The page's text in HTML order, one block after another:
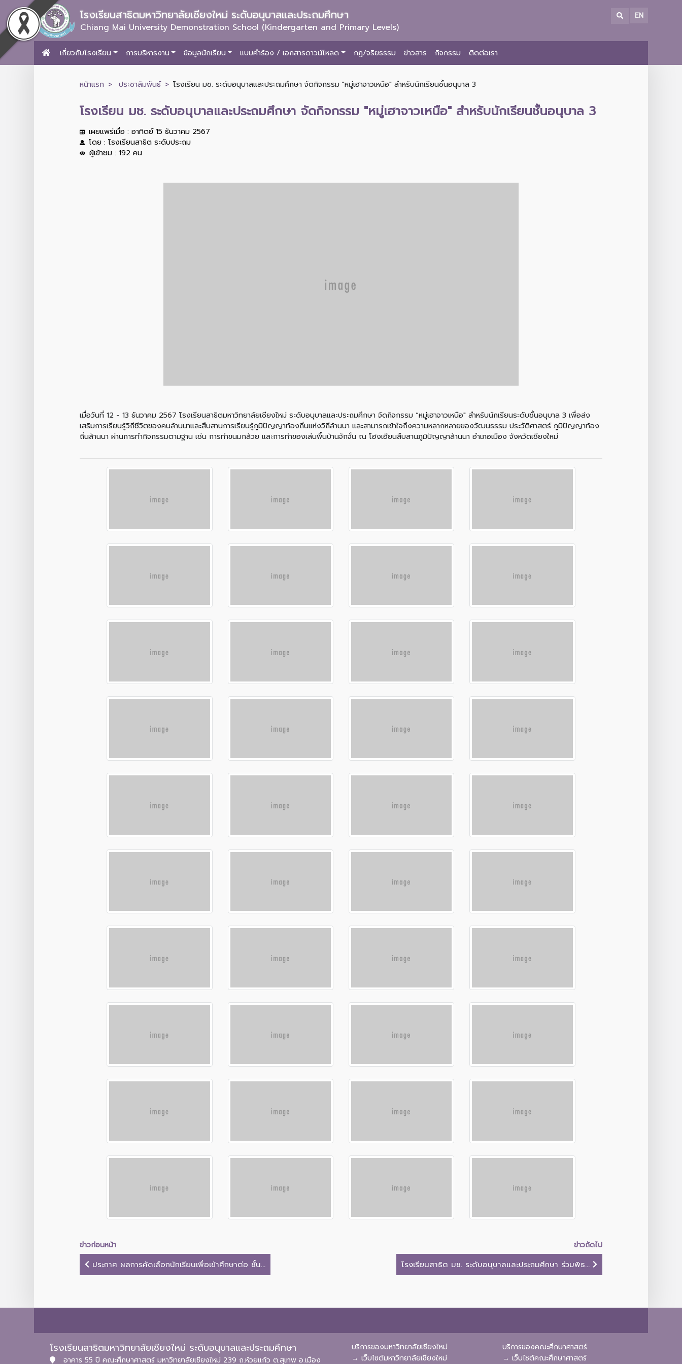
โรงเรียนสาธิตมหาวิทยาลัยเชียงใหม่ ระดับอนุบาลและประถมศึกษา
Chiang Mai University Demonstration School (Kindergarten and Primary Levels)
EN
เกี่ยวกับโรงเรียน การบริหารงาน ข้อมูลนักเรียน แบบคำร้อง / เอกสารดาวน์โหลด กฎ/จริยธรรม ข่าวสาร กิจกรรม ติดต่อเรา
หน้าแรก ประชาสัมพันธ์ โรงเรียน มช. ระดับอนุบาลและประถมศึกษา จัดกิจกรรม "หมู่เฮาจาวเหนือ" สำหรับนักเรียนชั้นอนุบาล 3
โรงเรียน มช. ระดับอนุบาลและประถมศึกษา จัดกิจกรรม "หมู่เฮาจาวเหนือ" สำหรับนักเรียนชั้นอนุบาล 3
เผยแพร่เมื่อ : อาทิตย์ 15 ธันวาคม 2567
โดย : โรงเรียนสาธิต ระดับประถม
ผู้เข้าชม : 192 คน
เมื่อวันที่ 12 - 13 ธันวาคม 2567 โรงเรียนสาธิตมหาวิทยาลัยเชียงใหม่ ระดับอนุบาลและประถมศึกษา จัดกิจกรรม “หมู่เฮาจาวเหนือ" สำหรับนักเรียนระดับชั้นอนุบาล 3 เพื่อส่ง
เสริมการเรียนรู้วิถีชีวิตของคนล้านนาและสืบสานการเรียนรู้ภูมิปัญญาท้องถิ่นแห่งวิถีล้านนา และสามารถเข้าใจถึงความหลากหลายของวัฒนธรรม ประวัติศาสตร์ ภูมิปัญญาท้อง
ถิ่นล้านนา ผ่านการทำกิจกรรมตามฐาน เช่น การทำขนมกล้วย และการทำของเล่นพื้นบ้านจักจั่น ณ โฮงเฮียนสืบสานภูมิปัญญาล้านนา อำเภอเมือง จังหวัดเชียงใหม่
ข่าวก่อนหน้า
ข่าวถัดไป
ประกาศ ผลการคัดเลือกนักเรียนเพื่อเข้าศึกษาต่อ ชั้น...
โรงเรียนสาธิต มช. ระดับอนุบาลและประถมศึกษา ร่วมพิธ...
โรงเรียนสาธิตมหาวิทยาลัยเชียงใหม่ ระดับอนุบาลและประถมศึกษา
อาคาร 55 ปี คณะศึกษาศาสตร์ มหาวิทยาลัยเชียงใหม่ 239 ถ.ห้วยแก้ว ต.สุเทพ อ.เมือง
บริการของมหาวิทยาลัยเชียงใหม่
→ เว็บไซต์มหาวิทยาลัยเชียงใหม่
บริการของคณะศึกษาศาสตร์
→ เว็บไซต์คณะศึกษาศาสตร์